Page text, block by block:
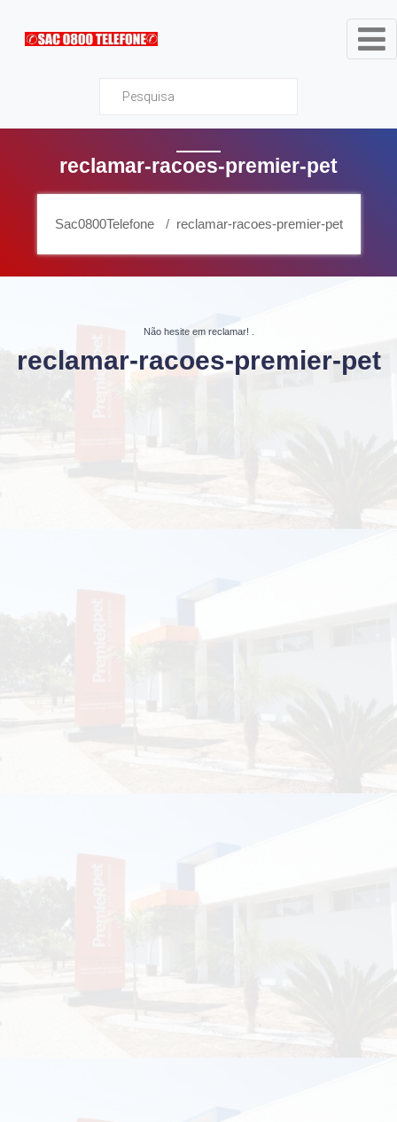
Sac0800Telefone
reclamar-racoes-premier-pet
Sac0800Telefone reclamar-racoes-premier-pet
Não hesite em reclamar!
reclamar-racoes-premier-pet